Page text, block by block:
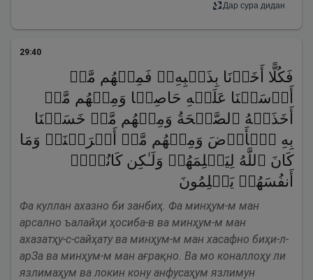
Дар сура дидан
29:40
فَكُلًّا أَخَذۡنَا بِذَنۢبِهِۦۖ فَمِنۡهُم مَّنۡ
أَرۡسَلۡنَا عَلَیۡهِ حَاصِبࣰا وَمِنۡهُم مَّنۡ
أَخَذَتۡهُ ٱلصَّیۡحَةُ وَمِنۡهُم مَّنۡ خَسَفۡنَا
بِهِ ٱلۡأَرۡضَ وَمِنۡهُم مَّنۡ أَغۡرَقۡنَاۚ وَمَا
كَانَ ٱللَّهُ لِیَظۡلِمَهُمۡ وَلَـٰكِن كَانُوۤا۟
أَنفُسَهُمۡ یَظۡلِمُونَ
Фа куллан ахазно би занбиҳ. Фа минҳум-м ман
арсално ъалайҳи ҳосиба-в ва минҳум-м ман
ахазатҳу-с-сайҳату ва минҳум-м ман хасафно биҳи-л-
арЗа ва минҳум-м ман ағрақно. Ва мо коналлоҳу ли
язлимаҳум ва локин кону анфусаҳум язлимун